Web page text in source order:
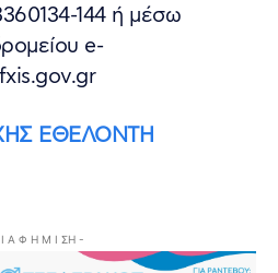
144 ή μέσω
e-
ΕΘΕΛΟΝΤΗ
Α Φ Η Μ Ι ΣΗ -